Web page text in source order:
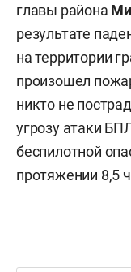
главы района
результате
на территории
произошел
никто не
угрозу атаки
беспилотной
протяжении 8,5